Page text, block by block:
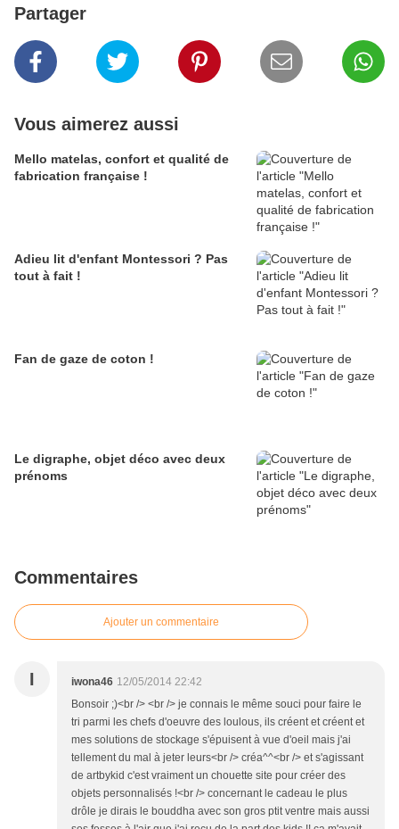
Partager
Vous aimerez aussi
Mello matelas, confort et qualité de
fabrication française !
Adieu lit d'enfant Montessori ? Pas
tout à fait !
Fan de gaze de coton !
Le digraphe, objet déco avec deux
prénoms
Commentaires
Ajouter un commentaire
I iwona46 12/05/2014 22:42
Bonsoir ;)<br /> <br /> je connais le même souci pour faire le
tri parmi les chefs d'oeuvre des loulous, ils créent et créent et
mes solutions de stockage s'épuisent à vue d'oeil mais j'ai
tellement du mal à jeter leurs<br /> créa^^<br /> et s'agissant
de artbykid c'est vraiment un chouette site pour créer des
objets personnalisés !<br /> concernant le cadeau le plus
drôle je dirais le bouddha avec son gros ptit ventre mais aussi